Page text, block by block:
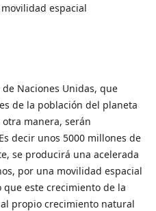
espacial
Naciones Unidas, que
de la población del planeta
manera, serán
decir unos 5000 millones de
se producirá una acelerada
por una movilidad espacial
este crecimiento de la
propio crecimiento natural